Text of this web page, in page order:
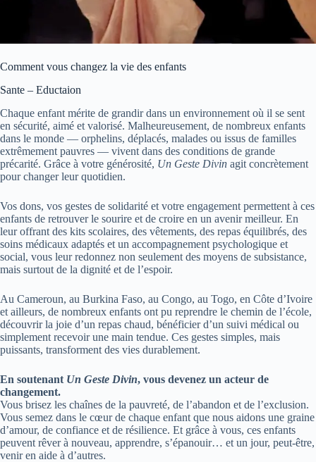
Comment vous changez la vie des enfants
Sante – Eductaion
Chaque enfant mérite de grandir dans un environnement où il se sent
en sécurité, aimé et valorisé. Malheureusement, de nombreux enfants
dans le monde — orphelins, déplacés, malades ou issus de familles
extrêmement pauvres — vivent dans des conditions de grande
précarité. Grâce à votre générosité, Un Geste Divin agit concrètement
pour changer leur quotidien.
Vos dons, vos gestes de solidarité et votre engagement permettent à ces
enfants de retrouver le sourire et de croire en un avenir meilleur. En
leur offrant des kits scolaires, des vêtements, des repas équilibrés, des
soins médicaux adaptés et un accompagnement psychologique et
social, vous leur redonnez non seulement des moyens de subsistance,
mais surtout de la dignité et de l’espoir.
Au Cameroun, au Burkina Faso, au Congo, au Togo, en Côte d’Ivoire
et ailleurs, de nombreux enfants ont pu reprendre le chemin de l’école,
découvrir la joie d’un repas chaud, bénéficier d’un suivi médical ou
simplement recevoir une main tendue. Ces gestes simples, mais
puissants, transforment des vies durablement.
En soutenant Un Geste Divin, vous devenez un acteur de
changement.
Vous brisez les chaînes de la pauvreté, de l’abandon et de l’exclusion.
Vous semez dans le cœur de chaque enfant que nous aidons une graine
d’amour, de confiance et de résilience. Et grâce à vous, ces enfants
peuvent rêver à nouveau, apprendre, s’épanouir… et un jour, peut-être,
venir en aide à d’autres.